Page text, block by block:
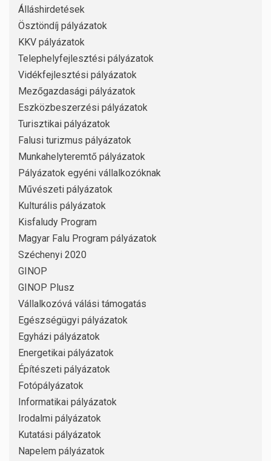
Álláshirdetések
Ösztöndíj pályázatok
KKV pályázatok
Telephelyfejlesztési pályázatok
Vidékfejlesztési pályázatok
Mezőgazdasági pályázatok
Eszközbeszerzési pályázatok
Turisztikai pályázatok
Falusi turizmus pályázatok
Munkahelyteremtő pályázatok
Pályázatok egyéni vállalkozóknak
Művészeti pályázatok
Kulturális pályázatok
Kisfaludy Program
Magyar Falu Program pályázatok
Széchenyi 2020
GINOP
GINOP Plusz
Vállalkozóvá válási támogatás
Egészségügyi pályázatok
Egyházi pályázatok
Energetikai pályázatok
Építészeti pályázatok
Fotópályázatok
Informatikai pályázatok
Irodalmi pályázatok
Kutatási pályázatok
Napelem pályázatok